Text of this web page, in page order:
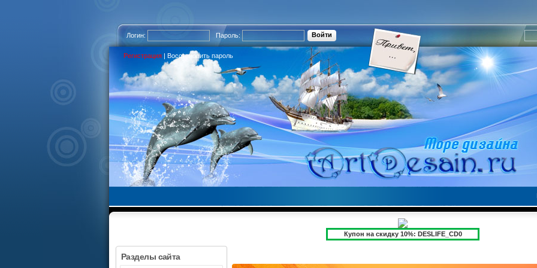
Логин: Пароль:
Регистрация | Восстановить пароль
Купон на скидку 10%: DESLIFE_CD0
Разделы сайта